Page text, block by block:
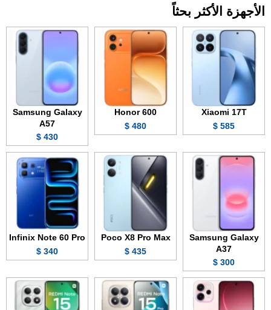
الأجهزة الأكثر بحثاً
Xiaomi 17T
585 $
Honor 600
480 $
Samsung Galaxy
A57
430 $
Samsung Galaxy
A37
300 $
Poco X8 Pro Max
435 $
Infinix Note 60 Pro
340 $